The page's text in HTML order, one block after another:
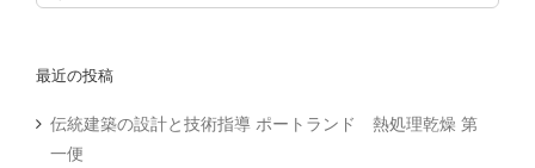
最近の投稿
伝統建築の設計と技術指導 ポートランド 熱処理乾燥 第
一便